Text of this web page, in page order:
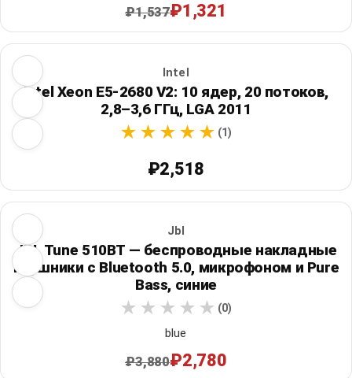
₽1,537₽1,321
Intel
Intel Xeon E5-2680 V2: 10 ядер, 20 потоков,
2,8–3,6 ГГц, LGA 2011
(1)
₽2,518
Jbl
JBL Tune 510BT — беспроводные накладные
наушники с Bluetooth 5.0, микрофоном и Pure
Bass, синие
(0)
blue
₽3,880₽2,780